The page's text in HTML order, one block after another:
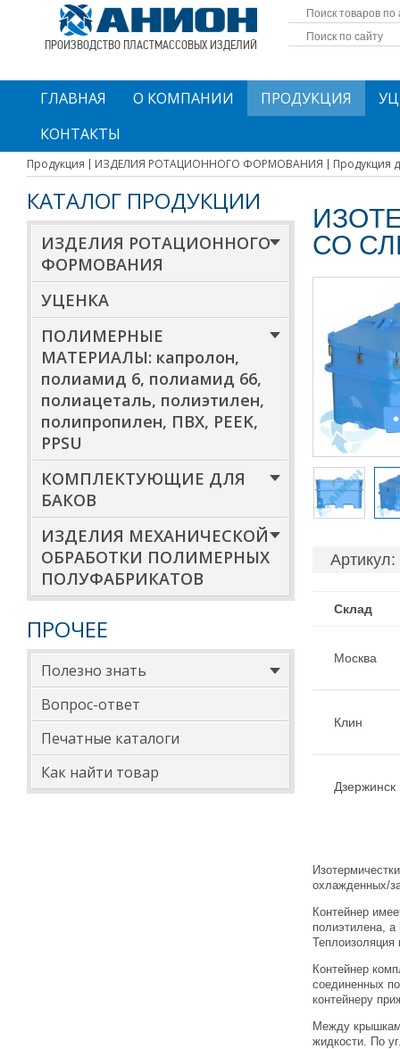
ПРОИЗВОДСТВО ПЛАСТМАССОВЫХ ИЗДЕЛИЙ
ГЛАВНАЯ О КОМПАНИИ ПРОДУКЦИЯ
КОНТАКТЫ
Продукция ИЗДЕЛИЯ РОТАЦИОННОГО ФОРМОВАНИЯ Продукция
КАТАЛОГ ПРОДУКЦИИ
ИЗДЕЛИЯ РОТАЦИОННОГО
ФОРМОВАНИЯ
УЦЕНКА
ПОЛИМЕРНЫЕ
МАТЕРИАЛЫ: капролон,
полиамид 6, полиамид 66,
полиацеталь, полиэтилен,
полипропилен, ПВХ, PEEK,
PPSU
КОМПЛЕКТУЮЩИЕ ДЛЯ
БАКОВ
ИЗДЕЛИЯ МЕХАНИЧЕСКОЙ
ОБРАБОТКИ ПОЛИМЕРНЫХ
ПОЛУФАБРИКАТОВ
ПРОЧЕЕ
Полезно знать
Вопрос-ответ
Печатные каталоги
Как найти товар
СО
Склад
Москва
Клин
Дзержинск
охлажденных/
Контейнер
полиэтилена,
Теплоизоляция
Контейнер
соединенных
контейнеру
Между
жидкости. По